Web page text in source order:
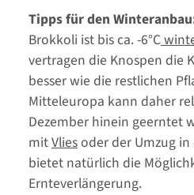
Tipps für den
Brokkoli ist bis ca. -6°C
vertragen die Knospen die
besser wie die restlichen
Mitteleuropa kann daher
Dezember hinein geerntet
mitVliesoder der Umzug
bietet natürlich die
Ernteverlängerung.